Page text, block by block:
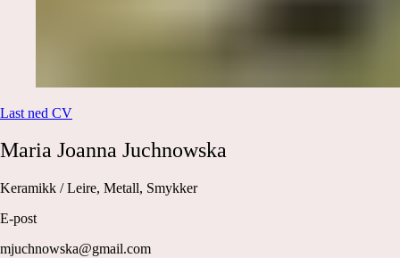
Last ned CV
Maria Joanna Juchnowska
Keramikk / Leire, Metall, Smykker
E-post
mjuchnowska@gmail.com